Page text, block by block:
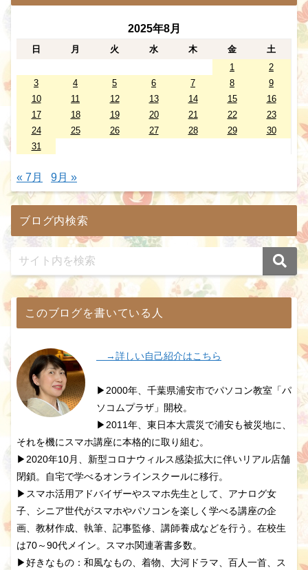
2025年8月
日 月 火 水 木 金
土
1
2
3
4 5 6 7 8
9
10
11 12 13 14 15
16
17
18 19 20 21 22
23
24
25 26 27 28 29
30
31
« 7月 9月 »
ブログ内検索
このブログを書いている人
→詳しい自己紹介はこちら
▶2000年、千葉県浦安市でパソコン教室「パ
ソコムプラザ」開校。
▶2011年、東日本大震災で浦安も被災地に、
それを機にスマホ講座に本格的に取り組む。
▶2020年10月、新型コロナウィルス感染拡大に伴いリアル店舗
閉鎖。自宅で学べるオンラインスクールに移行。
▶スマホ活用アドバイザーやスマホ先生として、アナログ女
子、シニア世代がスマホやパソコンを楽しく学べる講座の企
画、教材作成、執筆、記事監修、講師養成などを行う。在校生
は70～90代メイン。スマホ関連著書多数。
▶好きなもの：和風なもの、着物、大河ドラマ、百人一首、ス